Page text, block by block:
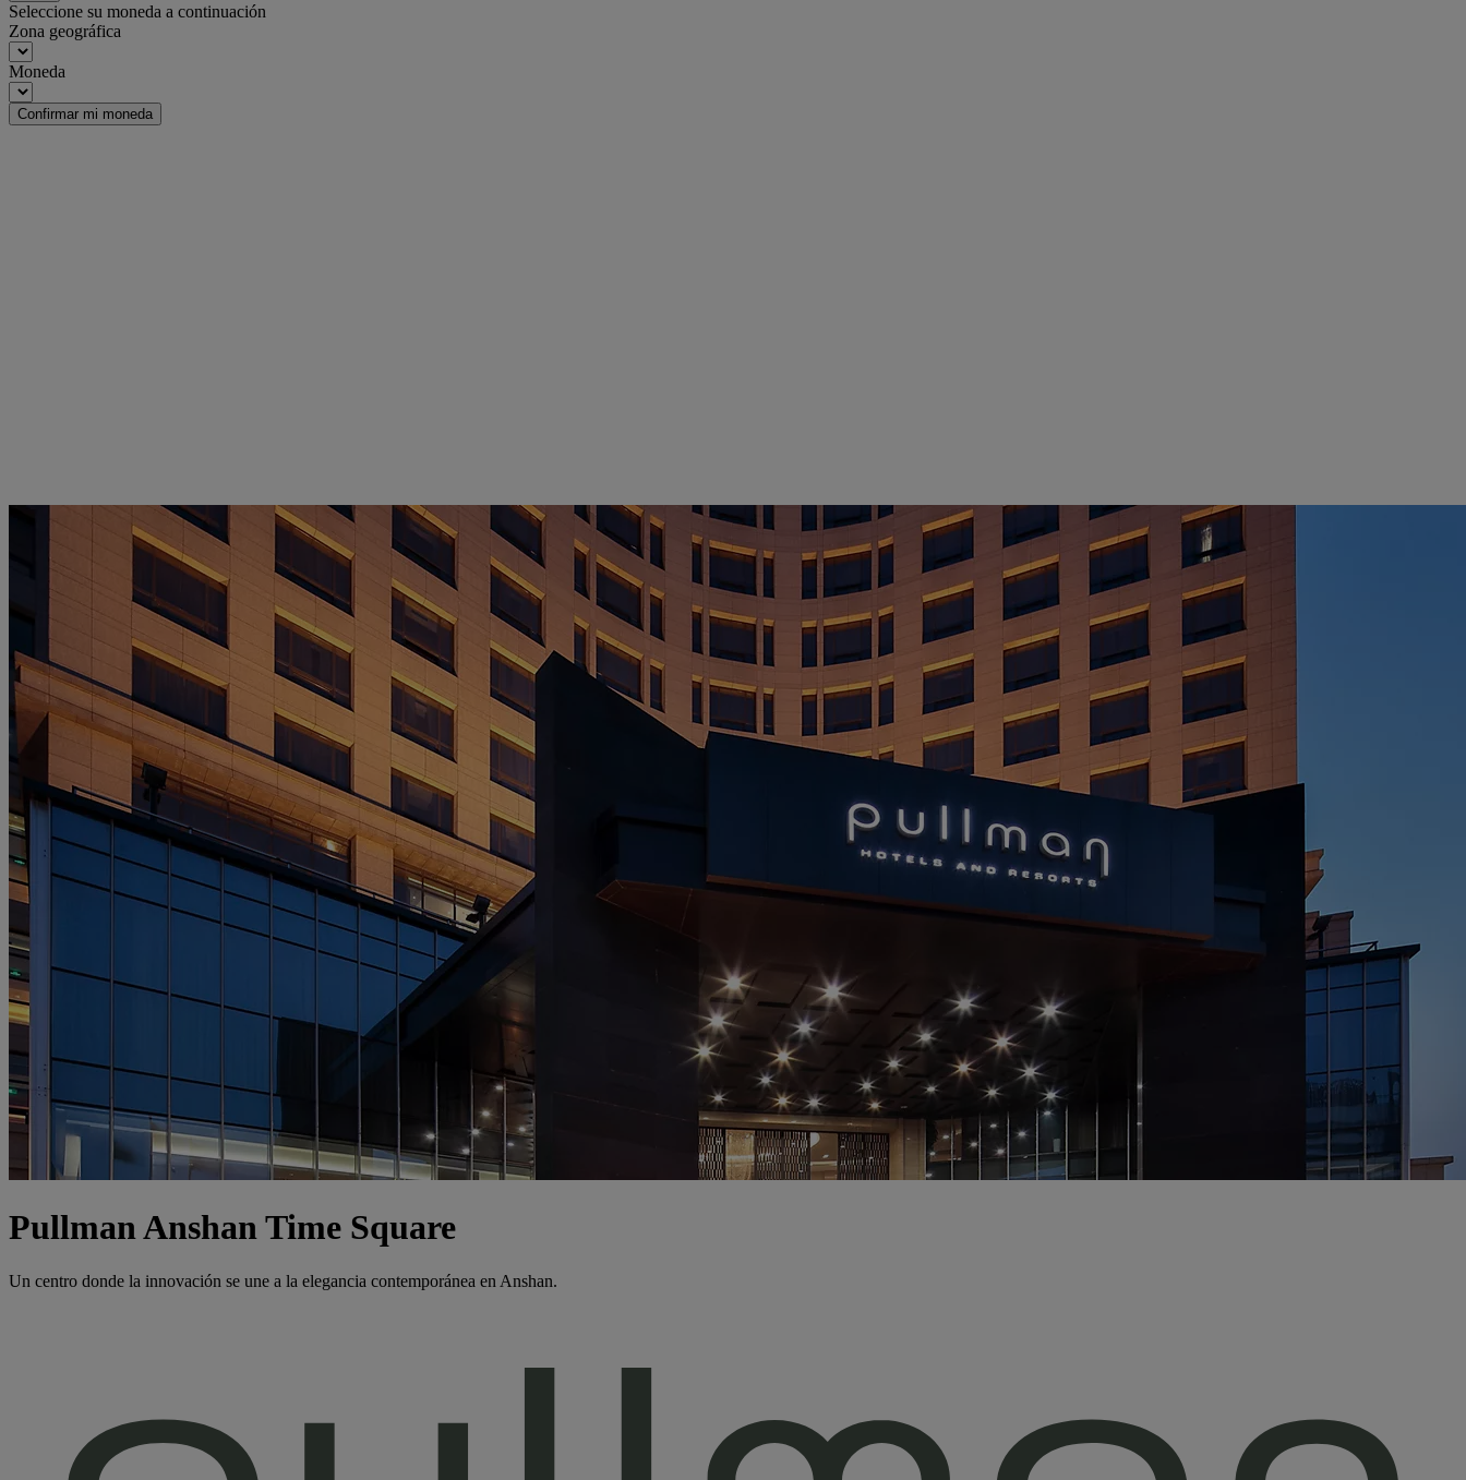
Seleccione su moneda a continuación
Zona geográfica
Moneda
Confirmar mi moneda
Pullman Anshan Time Square
Un centro donde la innovación se une a la elegancia contemporánea en Anshan.